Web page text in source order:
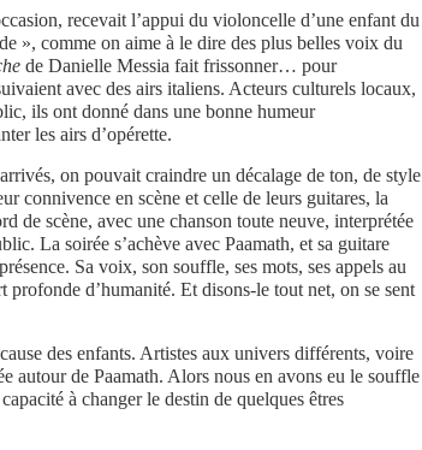
recevait l’appui du violoncelle d’une enfant du
», comme on aime à le dire des plus belles voix du
de Danielle Messia fait frissonner… pour
avec des airs italiens. Acteurs culturels locaux,
ils ont donné dans une bonne humeur
les airs d’opérette.
on pouvait craindre un décalage de ton, de style
connivence en scène et celle de leurs guitares, la
de scène, avec une chanson toute neuve, interprétée
La soirée s’achève avec Paamath, et sa guitare
Sa voix, son souffle, ses mots, ses appels au
profonde d’humanité. Et disons-le tout net, on se sent
des enfants. Artistes aux univers différents, voire
autour de Paamath. Alors nous en avons eu le souffle
à changer le destin de quelques êtres